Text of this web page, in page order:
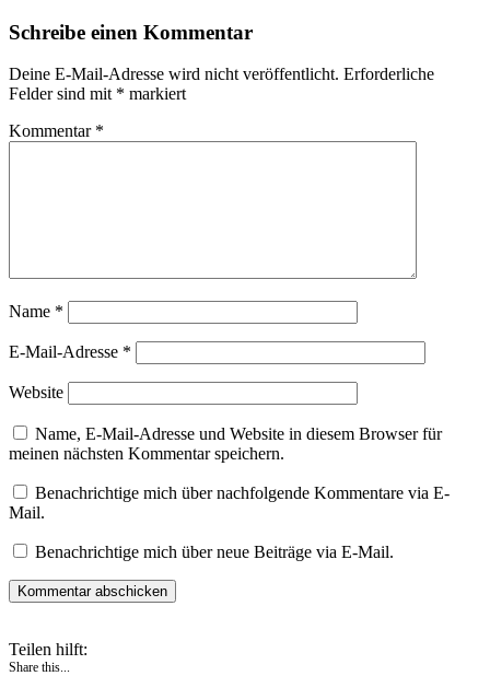
Schreibe einen Kommentar
Deine E-Mail-Adresse wird nicht veröffentlicht. Erforderliche
Felder sind mit * markiert
Kommentar *
Name *
E-Mail-Adresse *
Website
Name, E-Mail-Adresse und Website in diesem Browser für
meinen nächsten Kommentar speichern.
Benachrichtige mich über nachfolgende Kommentare via E-
Mail.
Benachrichtige mich über neue Beiträge via E-Mail.
Teilen hilft:
Share this...